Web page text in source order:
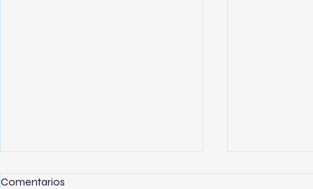
Comentarios